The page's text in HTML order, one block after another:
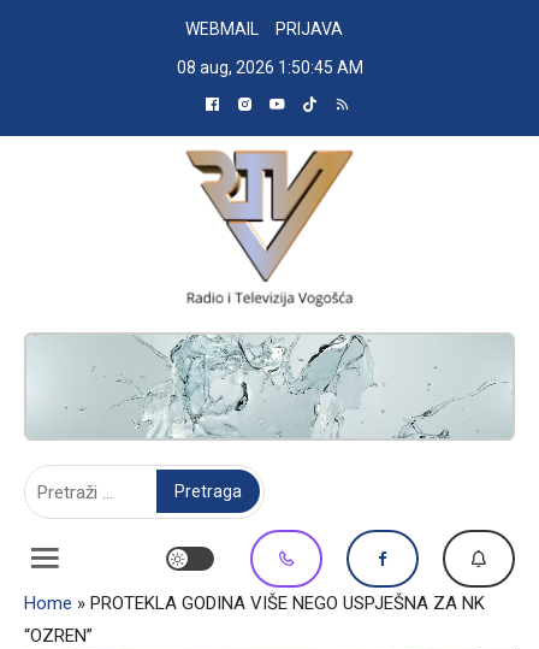
WEBMAIL
PRIJAVA
08 aug, 2026 1:50:46 AM
RADIO TELEVIZIJA VOGOŠĆA
Home » PROTEKLA GODINA VIŠE NEGO USPJEŠNA ZA NK
“OZREN”